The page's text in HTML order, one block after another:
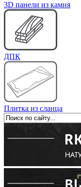
3D панели из камня
ДПК
Плитка из сланца